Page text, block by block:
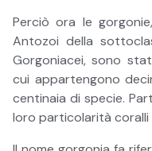
Perciò ora le
Antozoi della
Gorgoniacei, sono
cui appartengono
centinaia di specie.
loro particolarità coralli